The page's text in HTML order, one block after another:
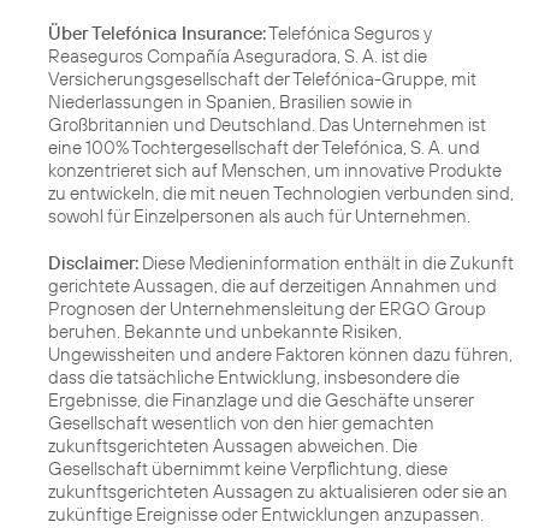
Über Telefónica Insurance:Telefónica Seguros y
Reaseguros Compañía Aseguradora, S. A. ist die
Versicherungsgesellschaft der Telefónica-Gruppe, mit
Niederlassungen in Spanien, Brasilien sowie in
Großbritannien und Deutschland. Das Unternehmen ist
eine 100% Tochtergesellschaft der Telefónica, S. A. und
konzentrieret sich auf Menschen, um innovative Produkte
zu entwickeln, die mit neuen Technologien verbunden sind,
sowohl für Einzelpersonen als auch für Unternehmen.
Disclaimer: Diese Medieninformation enthält in die Zukunft
gerichtete Aussagen, die auf derzeitigen Annahmen und
Prognosen der Unternehmensleitung der ERGO Group
beruhen. Bekannte und unbekannte Risiken,
Ungewissheiten und andere Faktoren können dazu führen,
dass die tatsächliche Entwicklung, insbesondere die
Ergebnisse, die Finanzlage und die Geschäfte unserer
Gesellschaft wesentlich von den hier gemachten
zukunftsgerichteten Aussagen abweichen. Die
Gesellschaft übernimmt keine Verpflichtung, diese
zukunftsgerichteten Aussagen zu aktualisieren oder sie an
zukünftige Ereignisse oder Entwicklungen anzupassen.